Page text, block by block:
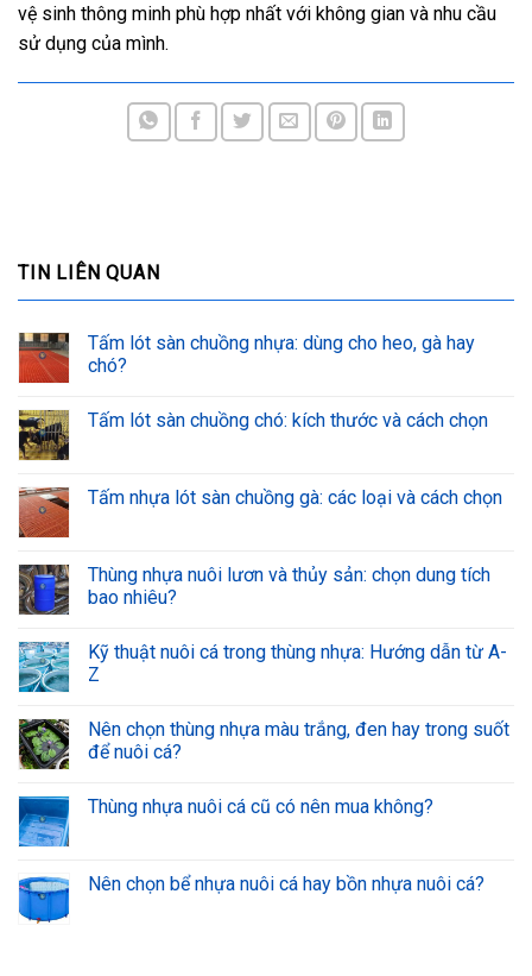
vệ sinh thông minh phù hợp nhất với không gian và nhu cầu
sử dụng của mình.
TIN LIÊN QUAN
Tấm lót sàn chuồng nhựa: dùng cho heo, gà hay
chó?
Tấm lót sàn chuồng chó: kích thước và cách chọn
Tấm nhựa lót sàn chuồng gà: các loại và cách chọn
Thùng nhựa nuôi lươn và thủy sản: chọn dung tích
bao nhiêu?
Kỹ thuật nuôi cá trong thùng nhựa: Hướng dẫn từ A-
Z
Nên chọn thùng nhựa màu trắng, đen hay trong suốt
để nuôi cá?
Thùng nhựa nuôi cá cũ có nên mua không?
Nên chọn bể nhựa nuôi cá hay bồn nhựa nuôi cá?